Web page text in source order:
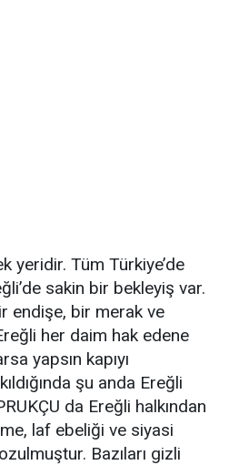
yeridir. Tüm Türkiye’de
sakin bir bekleyiş var.
endişe, bir merak ve
her daim hak edene
yapsın kapıyı
şu anda Ereğli
da Ereğli halkından
laf ebeliği ve siyasi
Bazıları gizli